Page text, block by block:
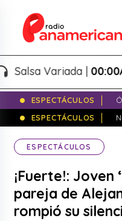
Variada |00:00AM
ESPECTÁCULOS
ESPECTÁCULOS
ESPECTÁCULOS
¡Fuerte!: Joven
pareja de
rompió su